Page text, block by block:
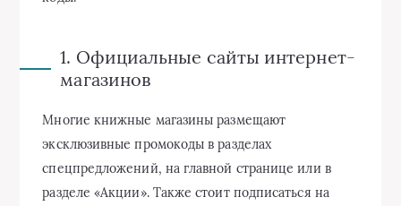
1. Официальные сайты интернет-
магазинов
Многие книжные магазины размещают
эксклюзивные промокоды в разделах
спецпредложений, на главной странице или в
разделе «Акции». Также стоит подписаться на